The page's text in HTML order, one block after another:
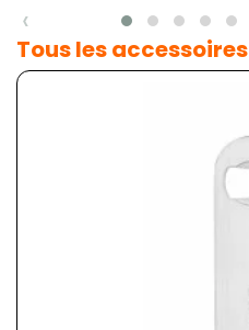
‹
Tous les accessoires